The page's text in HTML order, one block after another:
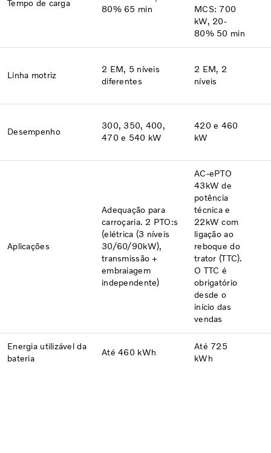
Tempo de carga
80% 65 min
MCS: 700
kW, 20-
80% 50 min
Linha motriz
2 EM, 5 níveis
diferentes
2 EM, 2
níveis
Desempenho
300, 350, 400,
470 e 540 kW
420 e 460
kW
Aplicações
Adequação para
carroçaria. 2 PTO:s
(elétrica (3 níveis
30/60/90kW),
transmissão +
embraiagem
independente)
AC-ePTO
43kW de
potência
técnica e
22kW com
ligação ao
reboque do
trator (TTC).
O TTC é
obrigatório
desde o
início das
vendas
Energia utilizável da
bateria
Até 460 kWh
Até 725
kWh